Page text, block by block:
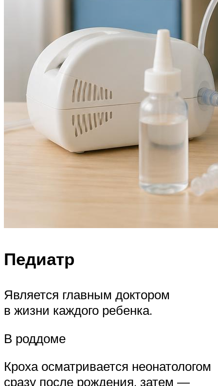
Педиатр
Является главным доктором
в жизни каждого ребенка.
В роддоме
Кроха осматривается неонатологом
сразу после рождения, затем —